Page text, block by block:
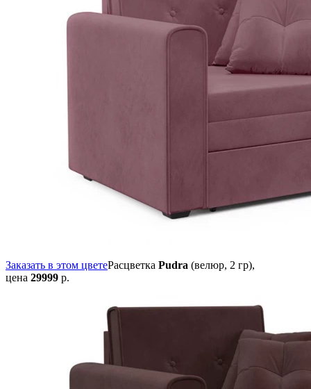
Заказать в этом цветеРасцветка Pudra (велюр, 2 гр),
цена 29999 р.